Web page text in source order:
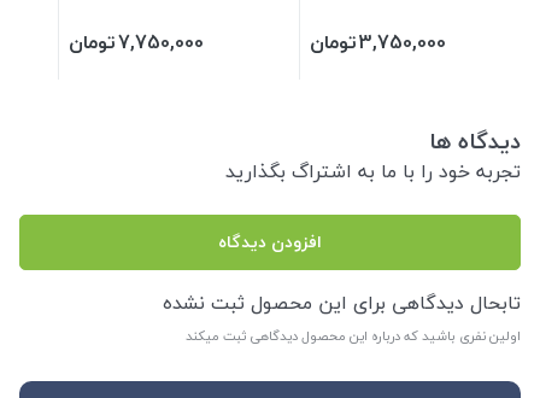
3,750,000تومان 7,750,000تومان
دیدگاه ها
تجربه خود را با ما به اشتراگ بگذارید
افزودن دیدگاه
تابحال دیدگاهی برای این محصول ثبت نشده
اولین نفری باشید که درباره این محصول دیدگاهی ثبت میکند